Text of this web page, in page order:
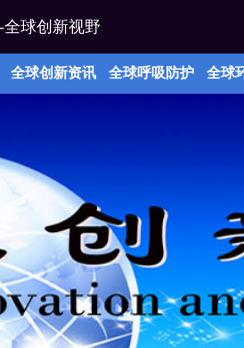
全球创新视野
全球创新资讯 全球呼吸防护 全球